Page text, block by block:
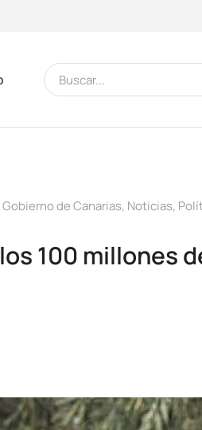
Gobierno de Canarias, Noticias,
100 millones